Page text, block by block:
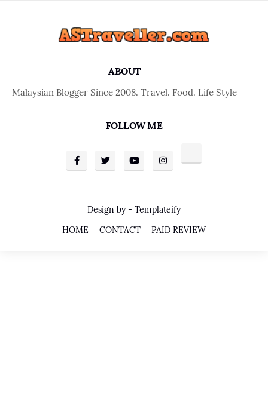
ABOUT
Malaysian Blogger Since 2008. Travel. Food. Life Style
FOLLOW ME
Design by - Templateify
HOME
CONTACT PAID REVIEW